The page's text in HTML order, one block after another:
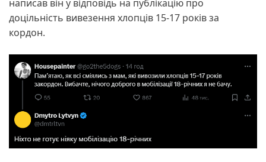
написав він у відповідь на публікацію про
доцільність вивезення хлопців 15-17 років за
кордон.